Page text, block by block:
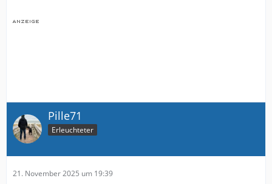
Pille71
Erleuchteter
21. November 2025 um 19:39